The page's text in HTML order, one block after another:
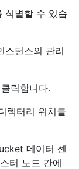
식별할 수 있습
턴스의 관리
릭합니다.
렉터리 위치를
데이터 센
터 노드 간에